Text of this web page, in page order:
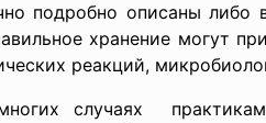
подробно описаны либо
хранение могут
реакций,
случаях